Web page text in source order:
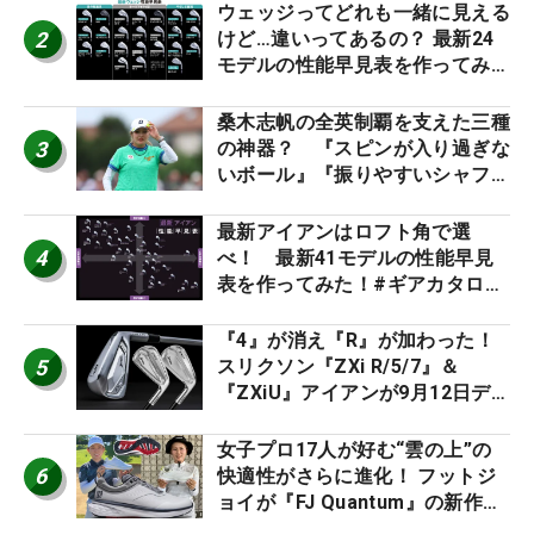
2
ウェッジってどれも一緒に見える
けど…違いってあるの？ 最新24
モデルの性能早見表を作ってみ
3
桑木志帆の全英制覇を支えた三種
の神器？ 『スピンが入り過ぎな
いボール』『振りやすいシャフ
ー』 #女子プロセッティング
4
最新アイアンはロフト角で選
べ！ 最新41モデルの性能早見
表を作ってみた！#ギアカタログ
5
『4』が消え『R』が加わった！
スリクソン『ZXi R/5/7』＆
『ZXiU』アイアンが9月12日デ
6
女子プロ17人が好む“雲の上”の
快適性がさらに進化！ フットジ
ョイが『FJ Quantum』の新作を